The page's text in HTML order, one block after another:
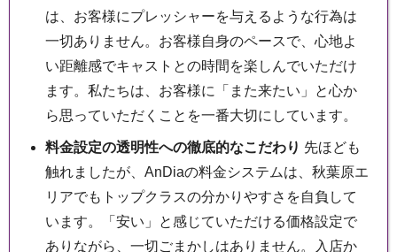
は、お客様にプレッシャーを与えるような行為は
一切ありません。お客様自身のペースで、心地よ
い距離感でキャストとの時間を楽しんでいただけ
ます。私たちは、お客様に「また来たい」と心か
ら思っていただくことを一番大切にしています。
料金設定の透明性への徹底的なこだわり 先ほども
触れましたが、AnDiaの料金システムは、秋葉原エ
リアでもトップクラスの分かりやすさを自負して
います。「安い」と感じていただける価格設定で
ありながら、一切ごまかしはありません。入店か